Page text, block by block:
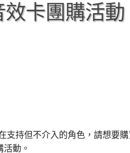
效卡團購活動
支持但不介入的角色，請想要
動。